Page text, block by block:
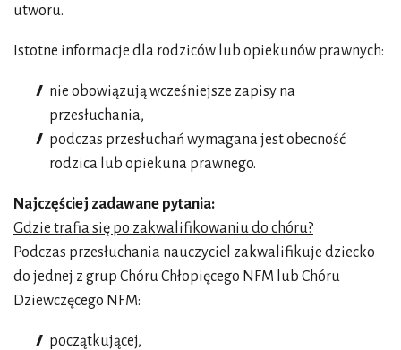
utworu.
Istotne informacje dla rodziców lub opiekunów prawnych:
nie obowiązują wcześniejsze zapisy na
przesłuchania,
podczas przesłuchań wymagana jest obecność
rodzica lub opiekuna prawnego.
Najczęściej zadawane pytania:
Gdzie trafia się po zakwalifikowaniu do chóru?
Podczas przesłuchania nauczyciel zakwalifikuje dziecko
do jednej z grup Chóru Chłopięcego NFM lub Chóru
Dziewczęcego NFM:
początkującej,